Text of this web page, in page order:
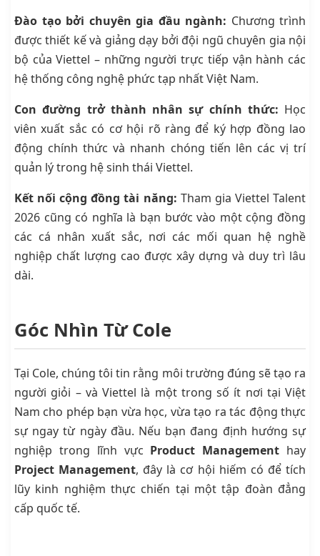
Đào tạo bởi chuyên gia đầu ngành: Chương trình
được thiết kế và giảng dạy bởi đội ngũ chuyên gia nội
bộ của Viettel – những người trực tiếp vận hành các
hệ thống công nghệ phức tạp nhất Việt Nam.
Con đường trở thành nhân sự chính thức: Học
viên xuất sắc có cơ hội rõ ràng để ký hợp đồng lao
động chính thức và nhanh chóng tiến lên các vị trí
quản lý trong hệ sinh thái Viettel.
Kết nối cộng đồng tài năng: Tham gia Viettel Talent
2026 cũng có nghĩa là bạn bước vào một cộng đồng
các cá nhân xuất sắc, nơi các mối quan hệ nghề
nghiệp chất lượng cao được xây dựng và duy trì lâu
dài.
Góc Nhìn Từ Cole
Tại Cole, chúng tôi tin rằng môi trường đúng sẽ tạo ra
người giỏi – và Viettel là một trong số ít nơi tại Việt
Nam cho phép bạn vừa học, vừa tạo ra tác động thực
sự ngay từ ngày đầu. Nếu bạn đang định hướng sự
nghiệp trong lĩnh vực Product Management hay
Project Management, đây là cơ hội hiếm có để tích
lũy kinh nghiệm thực chiến tại một tập đoàn đẳng
cấp quốc tế.